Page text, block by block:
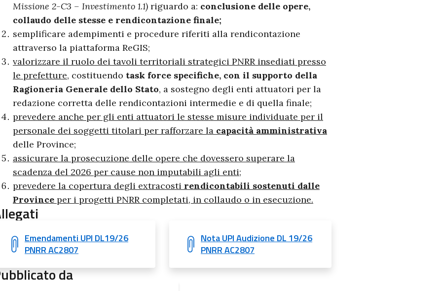
Missione 2-C3 – Investimento 1.1) riguardo a: conclusione delle opere,
collaudo delle stesse e rendicontazione finale;
semplificare adempimenti e procedure riferiti alla rendicontazione
attraverso la piattaforma ReGIS;
valorizzare il ruolo dei tavoli territoriali strategici PNRR insediati presso
le prefetture, costituendo task force specifiche, con il supporto della
Ragioneria Generale dello Stato, a sostegno degli enti attuatori per la
redazione corretta delle rendicontazioni intermedie e di quella finale;
prevedere anche per gli enti attuatori le stesse misure individuate per il
personale dei soggetti titolari per rafforzare la capacità amministrativa
delle Province;
assicurare la prosecuzione delle opere che dovessero superare la
scadenza del 2026 per cause non imputabili agli enti;
prevedere la copertura degli extracosti rendicontabili sostenuti dalle
Province per i progetti PNRR completati, in collaudo o in esecuzione.
Emendamenti UPI DL19/26
PNRR AC2807
Nota UPI Audizione DL 19/26
PNRR AC2807
da